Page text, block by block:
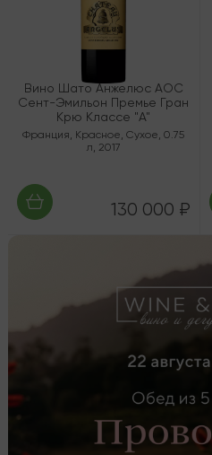
Вино Шато Анжелюс AOC
Сент-Эмильон Премье Гран
Крю Классе "А"
Франция, Красное,Сухое,0.75
л, 2017
130 000 ₽